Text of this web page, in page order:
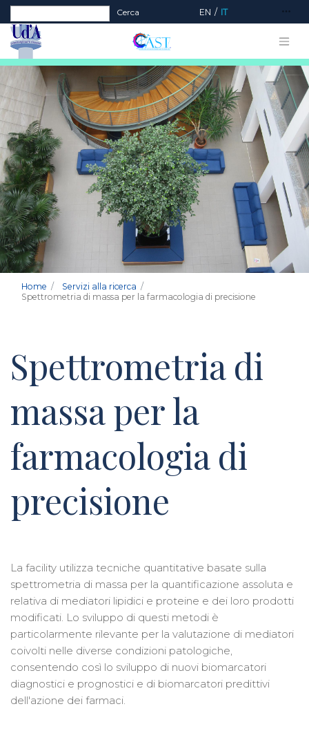
Form di ricerca
Cerca EN IT
Home
Servizi alla ricerca
Spettrometria di massa per la farmacologia di precisione
Spettrometria di
massa per la
farmacologia di
precisione
La facility utilizza tecniche quantitative basate sulla
spettrometria di massa per la quantificazione assoluta e
relativa di mediatori lipidici e proteine e dei loro prodotti
modificati. Lo sviluppo di questi metodi è
particolarmente rilevante per la valutazione di mediatori
coivolti nelle diverse condizioni patologiche,
consentendo così lo sviluppo di nuovi biomarcatori
diagnostici e prognostici e di biomarcatori predittivi
dell'azione dei farmaci.